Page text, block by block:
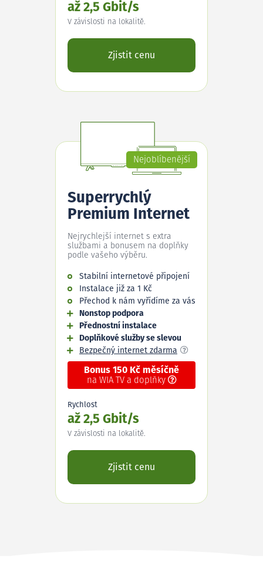
až 2,5 Gbit/s
V závislosti na lokalitě.
Zjistit cenu
Nejoblíbenější
Superrychlý
Premium Internet
Nejrychlejší internet s extra
službami a bonusem na doplňky
podle vašeho výběru.
Stabilní internetové připojení
Instalace již za 1 Kč
Přechod k nám vyřídíme za vás
Nonstop podpora
Přednostní instalace
Doplňkové služby se slevou
Bezpečný internet zdarma
Bonus 150 Kč měsíčně
na WIA TV a doplňky
Rychlost
až 2,5 Gbit/s
V závislosti na lokalitě.
Zjistit cenu